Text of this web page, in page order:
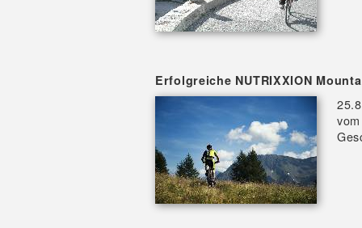
Erfolgreiche NUTRIXXION